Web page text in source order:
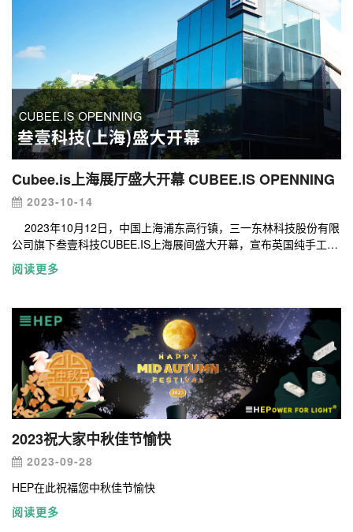
Cubee.is上海展厅盛大开幕 CUBEE.IS OPENNING
2023-10-14
2023年10月12日，中国上海浦东高行镇，三一东林科技股份有限
公司旗下叁壹科技CUBEE.IS上海展间盛大开幕，宣布英国纯手工汽
车品牌-摩根汽车（MORGAN Motor）在美轮美奂的森兰湾崭新绽
放。
阅读更多
2023祝大家中秋佳节愉快
2023-09-28
HEP在此祝福您中秋佳节愉快
阅读更多